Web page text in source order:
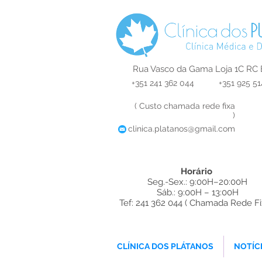
Rua Vasco da Gama Loja 1C
+351 241 362 044 +351 925
( Custo chamada rede fixa
)
clinica.platanos@gmail.com
Horário
Seg.-Sex.: 9:00H–20:00H
Sáb.: 9:00H – 13:00H
Tef: 241 362 044 ( Chamada Rede
CLÍNICA DOS PLÁTANOS